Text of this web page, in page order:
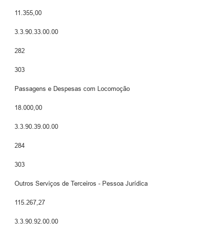
11.355,00
3.3.90.33.00.00
282
303
Passagens e Despesas com Locomoção
18.000,00
3.3.90.39.00.00
284
303
Outros Serviços de Terceiros - Pessoa Jurídica
115.267,27
3.3.90.92.00.00